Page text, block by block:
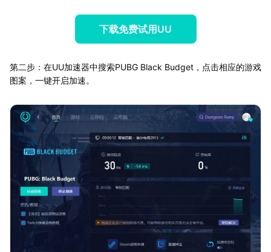
下载免费试用UU
第二步：在UU加速器中搜索PUBG Black Budget，点击相应的游戏
图案，一键开启加速。